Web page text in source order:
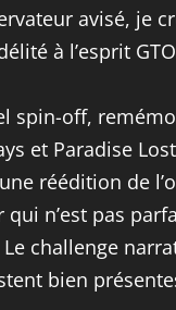
avisé, je
à l’esprit
spin-off,
et Paradise
réédition de
qui n’est pas
challenge
bien